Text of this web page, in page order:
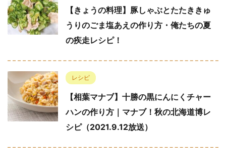
【きょうの料理】豚しゃぶとたたききゅ
うりのごま塩あえの作り方・俺たちの夏
の疾走レシピ！
レシピ
【相葉マナブ】十勝の黒にんにくチャー
ハンの作り方｜マナブ！秋の北海道博レ
シピ（2021.9.12放送）